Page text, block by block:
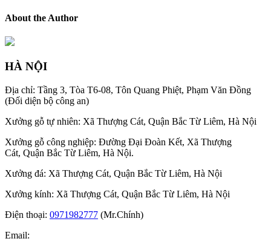
About the Author
HÀ NỘI
Địa chỉ: Tầng 3, Tòa T6-08, Tôn Quang Phiệt, Phạm Văn Đồng
(Đối diện bộ công an)
Xưởng gỗ tự nhiên: Xã Thượng Cát, Quận Bắc Từ Liêm, Hà Nội
Xưởng gỗ công nghiệp: Đường Đại Đoàn Kết, Xã Thượng
Cát, Quận Bắc Từ Liêm, Hà Nội.
Xưởng đá: Xã Thượng Cát, Quận Bắc Từ Liêm, Hà Nội
Xưởng kính: Xã Thượng Cát, Quận Bắc Từ Liêm, Hà Nội
Điện thoại: 0971982777 (Mr.Chính)
Email: